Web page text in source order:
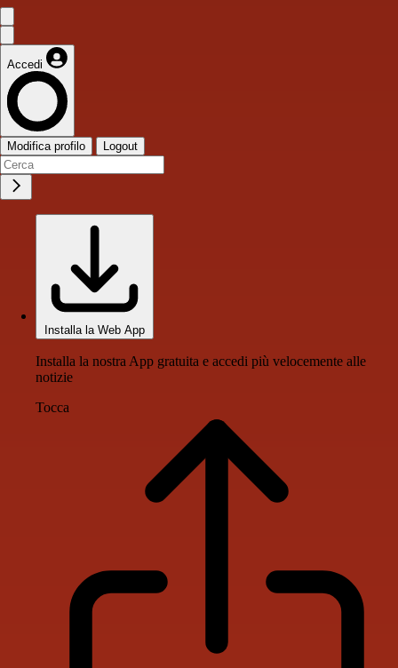
Accedi
Modifica profilo Logout
Installa la Web App
Installa la nostra App gratuita e accedi più velocemente alle
notizie
Tocca